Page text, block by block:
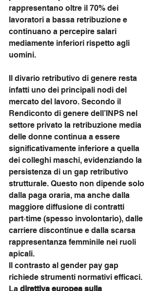
rappresentano oltre il 70% dei
lavoratori a bassa retribuzione e
continuano a percepire salari
mediamente inferiori rispetto agli
uomini.
Il divario retributivo di genere resta
infatti uno dei principali nodi del
mercato del lavoro. Secondo il
Rendiconto di genere dell’INPS nel
settore privato la retribuzione media
delle donne continua a essere
significativamente inferiore a quella
dei colleghi maschi, evidenziando la
persistenza di un gap retributivo
strutturale. Questo non dipende solo
dalla paga oraria, ma anche dalla
maggiore diffusione di contratti
part‑time (spesso involontario), dalle
carriere discontinue e dalla scarsa
rappresentanza femminile nei ruoli
apicali.
Il contrasto al gender pay gap
richiede strumenti normativi efficaci.
La direttiva europea sulla